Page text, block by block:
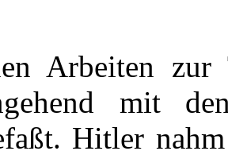
Arbeiten zur
mit den
Hitler